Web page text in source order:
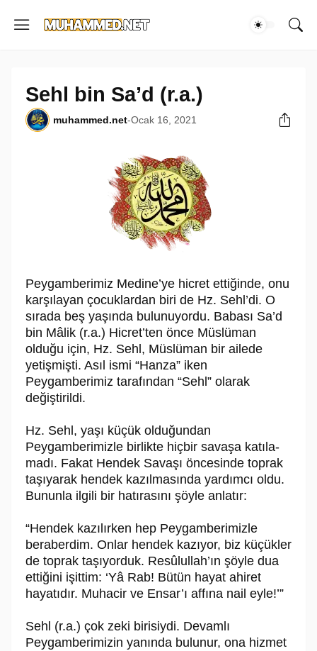
Sehl bin Sa’d (r.a.)
muhammed.net-Ocak 16, 2021
Peygamberimiz Medine’ye hicret ettiğinde, onu
karşılayan çocuklardan biri de Hz. Sehl’di. O
sırada beş yaşında bulunuyordu. Babası Sa’d
bin Mâlik (r.a.) Hicret’ten önce Müslüman
olduğu için, Hz. Sehl, Müslüman bir ailede
yetişmişti. Asıl ismi “Hanza” iken
Peygamberimiz tarafından “Sehl” olarak
değiştirildi.
Hz. Sehl, yaşı küçük olduğundan
Peygamberimizle birlikte hiçbir savaşa ka­tı­la­
ma­dı. Fakat Hendek Savaşı öncesinde toprak
taşıyarak hendek kazılmasın­da yardımcı oldu.
Bununla ilgili bir hatırasını şöyle anlatır:
“Hendek kazılırken hep Peygamberimizle
beraberdim. Onlar hendek kazı­yor, biz küçükler
de toprak taşıyorduk. Re­sû­lul­lah’ın şöyle dua
ettiğini işittim: ‘Yâ Rab! Bütün hayat ahiret
hayatıdır. Muhacir ve Ensar’ı affına nail eyle!’”
Sehl (r.a.) çok zeki birisiydi. Devamlı
Peygamberimizin yanında bulunur, ona hizmet